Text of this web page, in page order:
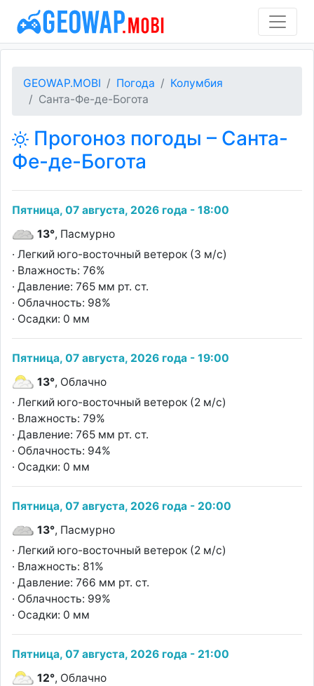
GEOWAP.MOBI Погода
Колумбия
Санта-Фе-де-Богота
Прогоноз погоды – Санта-
Фе-де-Богота
Пятница, 07 августа, 2026 года - 18:00
13°, Пасмурно
· Легкий юго-восточный ветерок (3 м/с)
· Влажность: 76%
· Давление: 765 мм рт. ст.
· Облачность: 98%
· Осадки: 0 мм
Пятница, 07 августа, 2026 года - 19:00
13°, Облачно
· Легкий юго-восточный ветерок (2 м/с)
· Влажность: 79%
· Давление: 765 мм рт. ст.
· Облачность: 94%
· Осадки: 0 мм
Пятница, 07 августа, 2026 года - 20:00
13°, Пасмурно
· Легкий юго-восточный ветерок (2 м/с)
· Влажность: 81%
· Давление: 766 мм рт. ст.
· Облачность: 99%
· Осадки: 0 мм
Пятница, 07 августа, 2026 года - 21:00
12°, Облачно